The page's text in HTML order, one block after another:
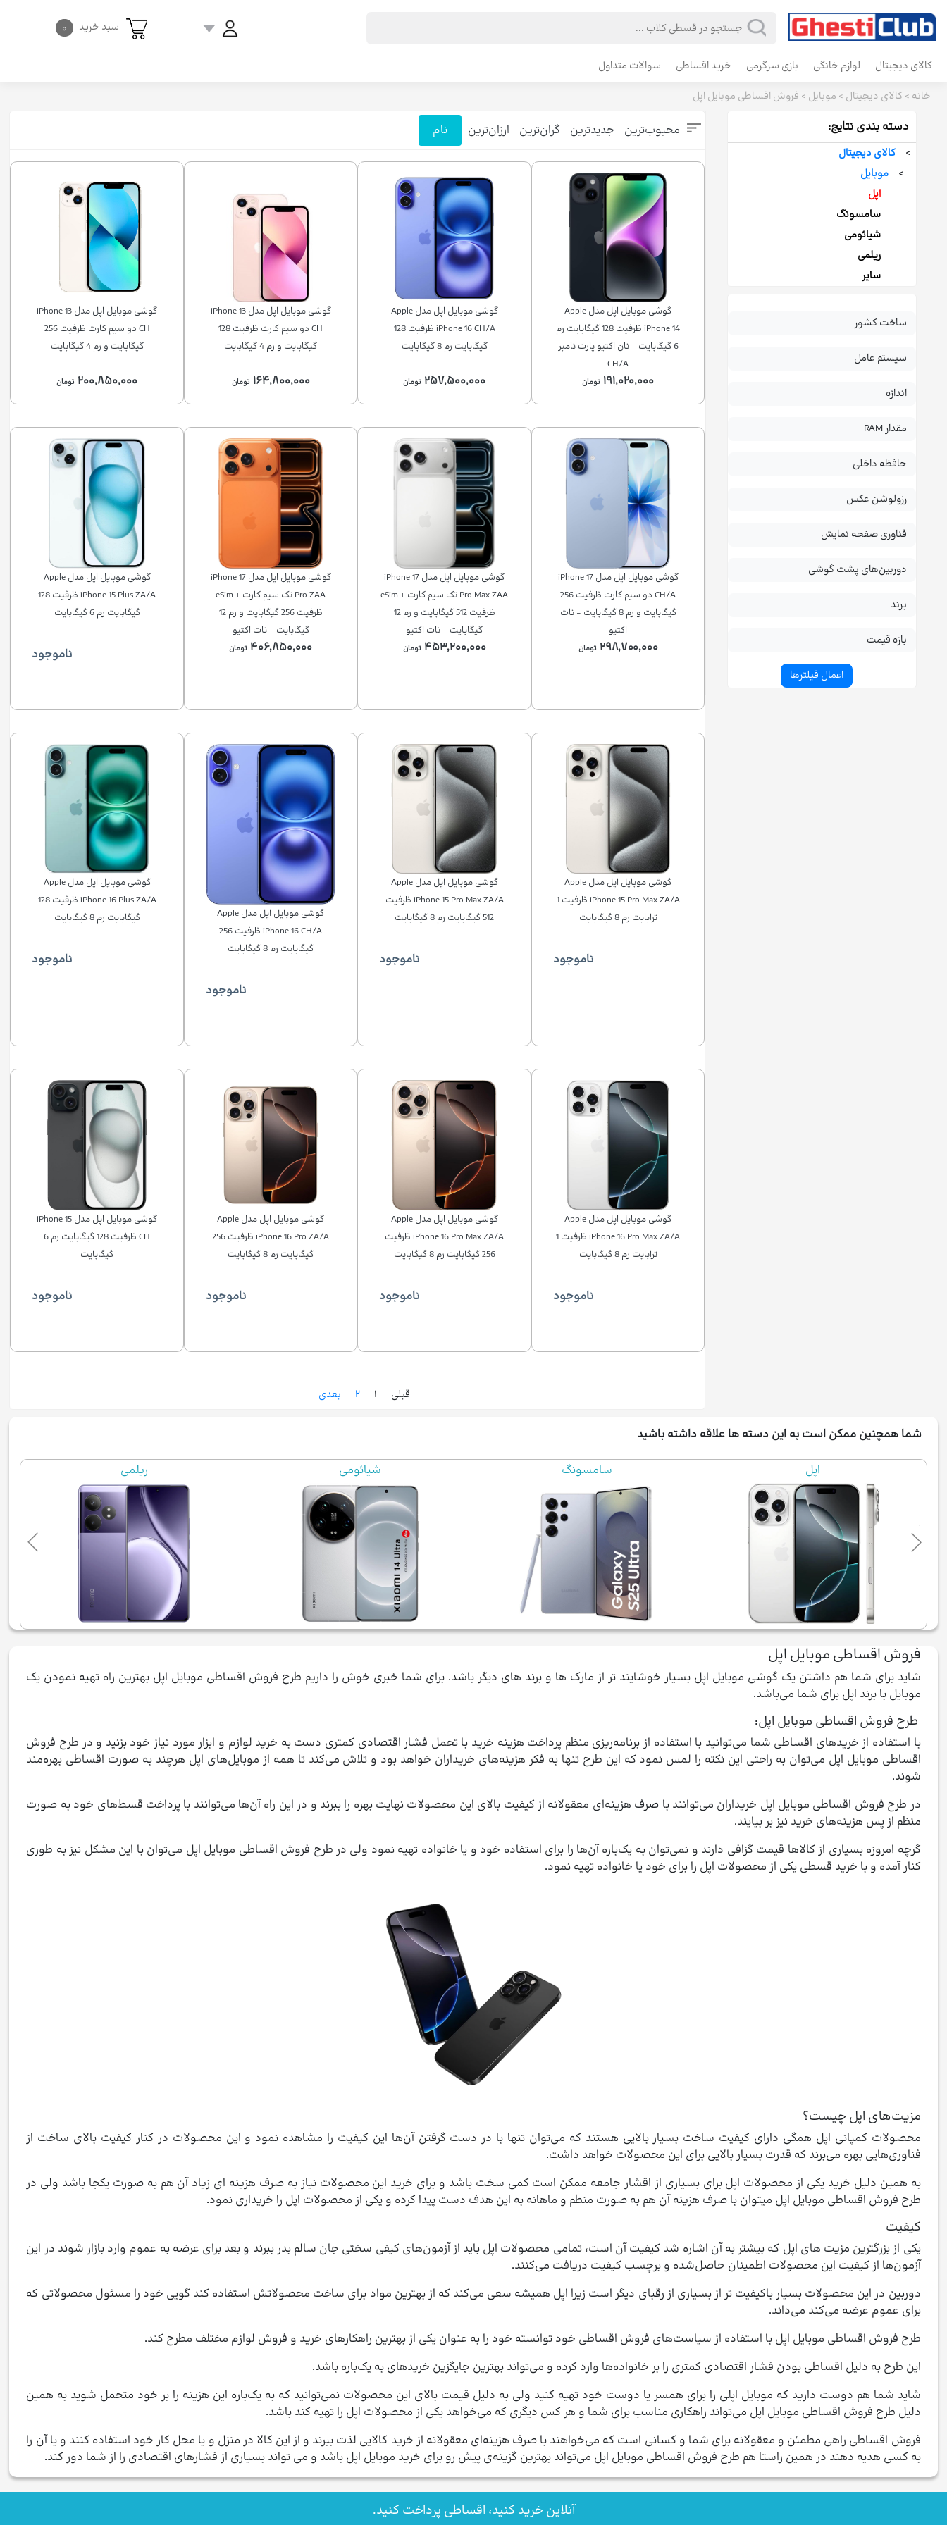
سبد خرید ۰
کالای دیجیتال لوازم خانگی بازی سرگرمی خرید اقساطی سوالات متداول
خانه > کالای دیجیتال > موبایل > فروش اقساطی موبایل اپل
محبوب‌ترین جدیدترین گران‌ترین ارزان‌ترین نام
گوشی موبایل اپل مدل Apple
iPhone 14 ظرفیت 128 گیگابایت رم
6 گیگابایت - نان اکتیو پارت نامبر
CH/A
۱۹۱,۰۲۰,۰۰۰ تومان
گوشی موبایل اپل مدل Apple
iPhone 16 CH/A ظرفیت 128
گیگابایت رم 8 گیگابایت
۲۵۷,۵۰۰,۰۰۰ تومان
گوشی موبایل اپل مدل iPhone 13
CH دو سیم‌ کارت ظرفیت 128
گیگابایت و رم 4 گیگابایت
۱۶۴,۸۰۰,۰۰۰ تومان
گوشی موبایل اپل مدل iPhone 13
CH دو سیم‌ کارت ظرفیت 256
گیگابایت و رم 4 گیگابایت
۲۰۰,۸۵۰,۰۰۰ تومان
گوشی موبایل اپل مدل iPhone 17
CH/A دو سیم کارت ظرفیت 256
گیگابایت و رم 8 گیگابایت - نات
اکتیو
۲۹۸,۷۰۰,۰۰۰ تومان
گوشی موبایل اپل مدل iPhone 17
Pro Max ZAA تک سیم کارت + eSim
ظرفیت 512 گیگابایت و رم 12
گیگابایت - نات اکتیو
۴۵۳,۲۰۰,۰۰۰ تومان
گوشی موبایل اپل مدل iPhone 17
Pro ZAA تک سیم کارت + eSim
ظرفیت 256 گیگابایت و رم 12
گیگابایت - نات اکتیو
۴۰۶,۸۵۰,۰۰۰ تومان
گوشی موبایل اپل مدل Apple
iPhone 15 Plus ZA/A ظرفیت 128
گیگابایت رم 6 گیگابایت
ناموجود
گوشی موبایل اپل مدل Apple
iPhone 15 Pro Max ZA/A ظرفیت 1
ترابایت رم 8 گیگابایت
ناموجود
گوشی موبایل اپل مدل Apple
iPhone 15 Pro Max ZA/A ظرفیت
512 گیگابایت رم 8 گیگابایت
ناموجود
گوشی موبایل اپل مدل Apple
iPhone 16 CH/A ظرفیت 256
گیگابایت رم 8 گیگابایت
ناموجود
گوشی موبایل اپل مدل Apple
iPhone 16 Plus ZA/A ظرفیت 128
گیگابایت رم 8 گیگابایت
ناموجود
گوشی موبایل اپل مدل Apple
iPhone 16 Pro Max ZA/A ظرفیت 1
ترابایت رم 8 گیگابایت
ناموجود
گوشی موبایل اپل مدل Apple
iPhone 16 Pro Max ZA/A ظرفیت
256 گیگابایت رم 8 گیگابایت
ناموجود
گوشی موبایل اپل مدل Apple
iPhone 16 Pro ZA/A ظرفیت 256
گیگابایت رم 8 گیگابایت
ناموجود
گوشی موبایل اپل مدل iPhone 15
CH ظرفیت 128 گیگابایت رم 6
گیگابایت
ناموجود
قبلی ۱ ۲ بعدی
دسته بندی نتایج:
>
کالای دیجیتال
>
موبایل
اپل
سامسونگ
شیائومی
ریلمی
سایر
ساخت کشور
سیستم عامل
اندازه
مقدار RAM
حافظه داخلی
رزولوشن عکس
فناوری صفحه نمایش
دوربین‌های پشت گوشی
برند
بازه قیمت
شما همچنین ممکن است به این دسته ها علاقه داشته باشید
اپل سامسونگ شیائومی ریلمی
فروش اقساطی موبایل اپل
شاید برای شما هم داشتن یک گوشی موبایل اپل بسیار خوشایند تر از مارک ها و برند های دیگر باشد. برای شما خبری خوش را داریم طرح فروش اقساطی موبایل اپل بهترین راه تهیه نمودن یک
موبایل با برند اپل برای شما می‌باشد.
طرح فروش اقساطی موبایل اپل:
با استفاده از خریدهای اقساطی شما می‌توانید با استفاده از برنامه‌ریزی منظم پرداخت هزینه خرید با تحمل فشار اقتصادی کمتری دست به خرید لوازم و ابزار مورد نیاز خود بزنید و در طرح فروش
اقساطی موبایل اپل می‌توان به راحتی این نکته را لمس نمود که این طرح تنها به فکر هزینه‌های خریداران خواهد بود و تلاش می‌کند تا همه از موبایل‌های اپل هرچند به صورت اقساطی بهره‌مند
شوند.
در طرح فروش اقساطی موبایل اپل خریداران می‌توانند با صرف هزینه‌ای معقولانه از کیفیت بالای این محصولات نهایت بهره را ببرند و در این راه آن‌ها می‌توانند با پرداخت قسط‌های خود به صورت
منظم از پس هزینه‌های خرید نیز بر بیایند.
گرچه امروزه بسیاری از کالاها قیمت گزافی دارند و نمی‌توان به یک‌باره آن‌ها را برای استفاده خود و یا خانواده تهیه نمود ولی در طرح فروش اقساطی موبایل اپل می‌توان با این مشکل نیز به طوری
کنار آمده و با خرید قسطی یکی از محصولات اپل را برای خود یا خانواده تهیه نمود.
مزیت‌های اپل چیست؟
محصولات کمپانی اپل همگی دارای کیفیت ساخت بسیار بالایی هستند که می‌توان تنها با در دست گرفتن آن‌ها این کیفیت را مشاهده نمود و این محصولات در کنار کیفیت بالای ساخت از
فناوری‌هایی بهره می‌برند که قدرت بسیار بالایی برای این محصولات خواهد داشت.
به همین دلیل خرید یکی از محصولات اپل برای بسیاری از اقشار جامعه ممکن است کمی سخت باشد و برای خرید این محصولات نیاز به صرف هزینه ای زیاد آن هم به صورت یکجا باشد ولی در
طرح فروش اقساطی موبایل اپل میتوان با صرف هزینه آن هم به صورت منطم و ماهانه به این هدف دست پیدا کرده و یکی از محصولات اپل را خریداری نمود.
کیفیت
یکی از بزرگترین مزیت های اپل که بیشتر به آن اشاره شد کیفیت آن است، تمامی محصولات اپل باید از آزمون‌های کیفی سختی جان سالم بدر ببرند و بعد برای عرضه به عموم وارد بازار شوند در این
آزمون‌ها از کیفیت این محصولات اطمینان حاصل‌شده و برچسب کیفیت دریافت می‌کنند.
دوربین در این محصولات بسیار باکیفیت تر از بسیاری از رقبای دیگر است زیرا اپل همیشه سعی می‌کند که از بهترین مواد برای ساخت محصولاتش استفاده کند گویی خود را مسئول محصولاتی که
برای عموم عرضه می‌کند می‌داند.
طرح فروش اقساطی موبایل اپل با استفاده از سیاست‌های فروش اقساطی خود توانسته خود را به عنوان یکی از بهترین راهکارهای خرید و فروش لوازم مختلف مطرح کند.
این طرح به دلیل اقساطی بودن فشار اقتصادی کمتری را بر خانواده‌ها وارد کرده و می‌تواند بهترین جایگزین خریدهای به یک‌باره باشد.
شاید شما هم دوست دارید که موبایل اپلی را برای همسر یا دوست خود تهیه کنید ولی به دلیل قیمت بالای این محصولات نمی‌توانید که به یک‌باره این هزینه را بر خود متحمل شوید به همین
دلیل طرح فروش اقساطی موبایل اپل می‌تواند راهکاری مناسب برای شما و هر کس دیگری که می‌خواهد یکی از محصولات اپل را تهیه کند باشد.
فروش اقساطی راهی مطمئن و معقولانه برای شما و کسانی است که می‌خواهند با صرف هزینه‌ای معقولانه از خرید کالایی لذت ببرند و از این کالا در منزل و یا محل کار خود استفاده کنند و یا آن را
به کسی هدیه دهند در همین راستا هم طرح فروش اقساطی موبایل اپل می‌تواند بهترین گزینه‌ی پیش رو برای خرید موبایل اپل باشد و می تواند بسیاری از فشارهای اقتصادی را از شما دور کند.
آنلاین خرید کنید، اقساطی پرداخت کنید.